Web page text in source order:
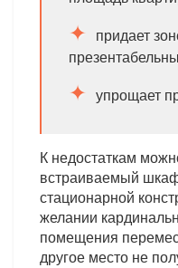
придает
упрощает
К недостаткам
встраиваемый
стационарной
желании
помещения
другое место не